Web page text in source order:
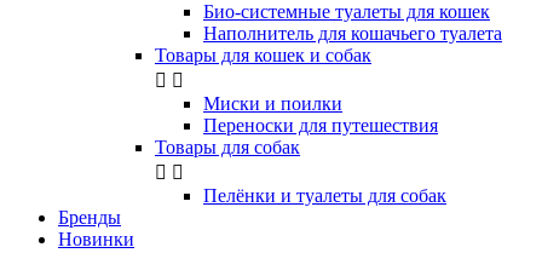
Био-системные туалеты для кошек
Наполнитель для кошачьего туалета
Товары для кошек и собак
 
Миски и поилки
Переноски для путешествия
Товары для собак
 
Пелёнки и туалеты для собак
Бренды
Новинки